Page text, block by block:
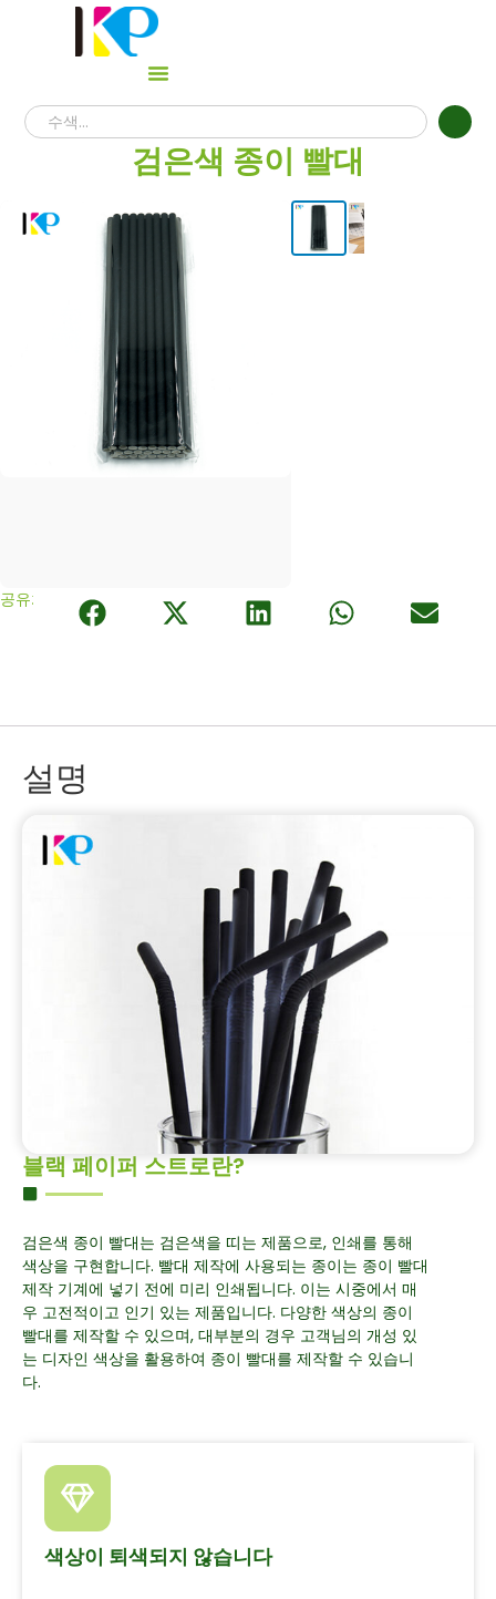
검은색 종이 빨대
공유:
설명
블랙 페이퍼 스트로란?
검은색 종이 빨대는 검은색을 띠는 제품으로, 인쇄를 통해
색상을 구현합니다. 빨대 제작에 사용되는 종이는 종이 빨대
제작 기계에 넣기 전에 미리 인쇄됩니다. 이는 시중에서 매
우 고전적이고 인기 있는 제품입니다. 다양한 색상의 종이
빨대를 제작할 수 있으며, 대부분의 경우 고객님의 개성 있
는 디자인 색상을 활용하여 종이 빨대를 제작할 수 있습니
다.
색상이 퇴색되지 않습니다